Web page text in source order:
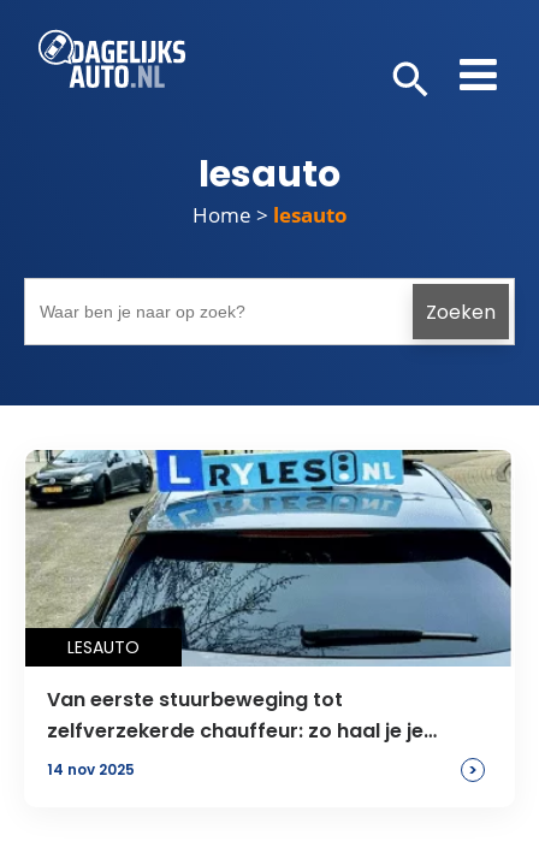
lesauto
Home > lesauto
LESAUTO
Van eerste stuurbeweging tot
zelfverzekerde chauffeur: zo haal je je
rijbewijs in Amsterdam
14 nov 2025 >